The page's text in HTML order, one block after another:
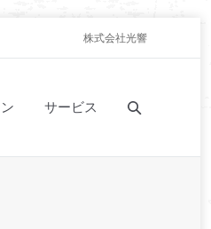
株式会社光響
サービス